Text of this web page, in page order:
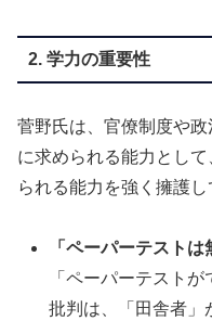
2. 学力の重要性
菅野氏は、官僚制度や
に求められる能力として
られる能力を強く擁護し
「ペーパーテスト
「ペーパーテスト
批判は、「田舎者」